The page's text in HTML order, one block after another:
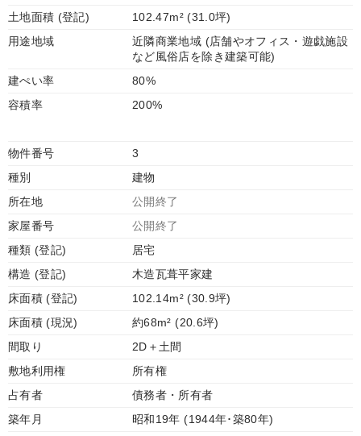
土地面積 (登記)
102.47m² (31.0坪)
用途地域
近隣商業地域 (店舗やオフィス・遊戯施設
など風俗店を除き建築可能)
建ぺい率
80%
容積率
200%
物件番号
3
種別
建物
所在地
公開終了
家屋番号
公開終了
種類 (登記)
居宅
構造 (登記)
木造瓦葺平家建
床面積 (登記)
102.14m² (30.9坪)
床面積 (現況)
約68m² (20.6坪)
間取り
2D＋土間
敷地利用権
所有権
占有者
債務者・所有者
築年月
昭和19年 (1944年･築80年)